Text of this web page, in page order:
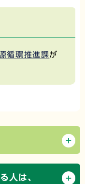
循環推進課が
人は、